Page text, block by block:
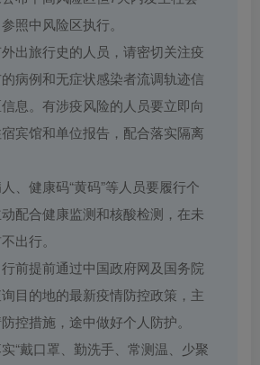
照中风险区执行。
出旅行史的人员，请密切关注疫
病例和无症状感染者流调轨迹信
息。有涉疫风险的人员要立即向
宾馆和单位报告，配合落实隔离
、健康码“黄码”等人员要履行个
配合健康监测和核酸检测，在未
出行。
前提前通过中国政府网及国务院
目的地的最新疫情防控政策，主
控措施，途中做好个人防护。
“戴口罩、勤洗手、常测温、少聚